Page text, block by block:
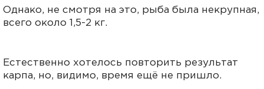
Однако, не смотря на это, рыба была некрупная,
всего около 1,5-2 кг.
Естественно хотелось повторить результат
карпа, но, видимо, время ещё не пришло.